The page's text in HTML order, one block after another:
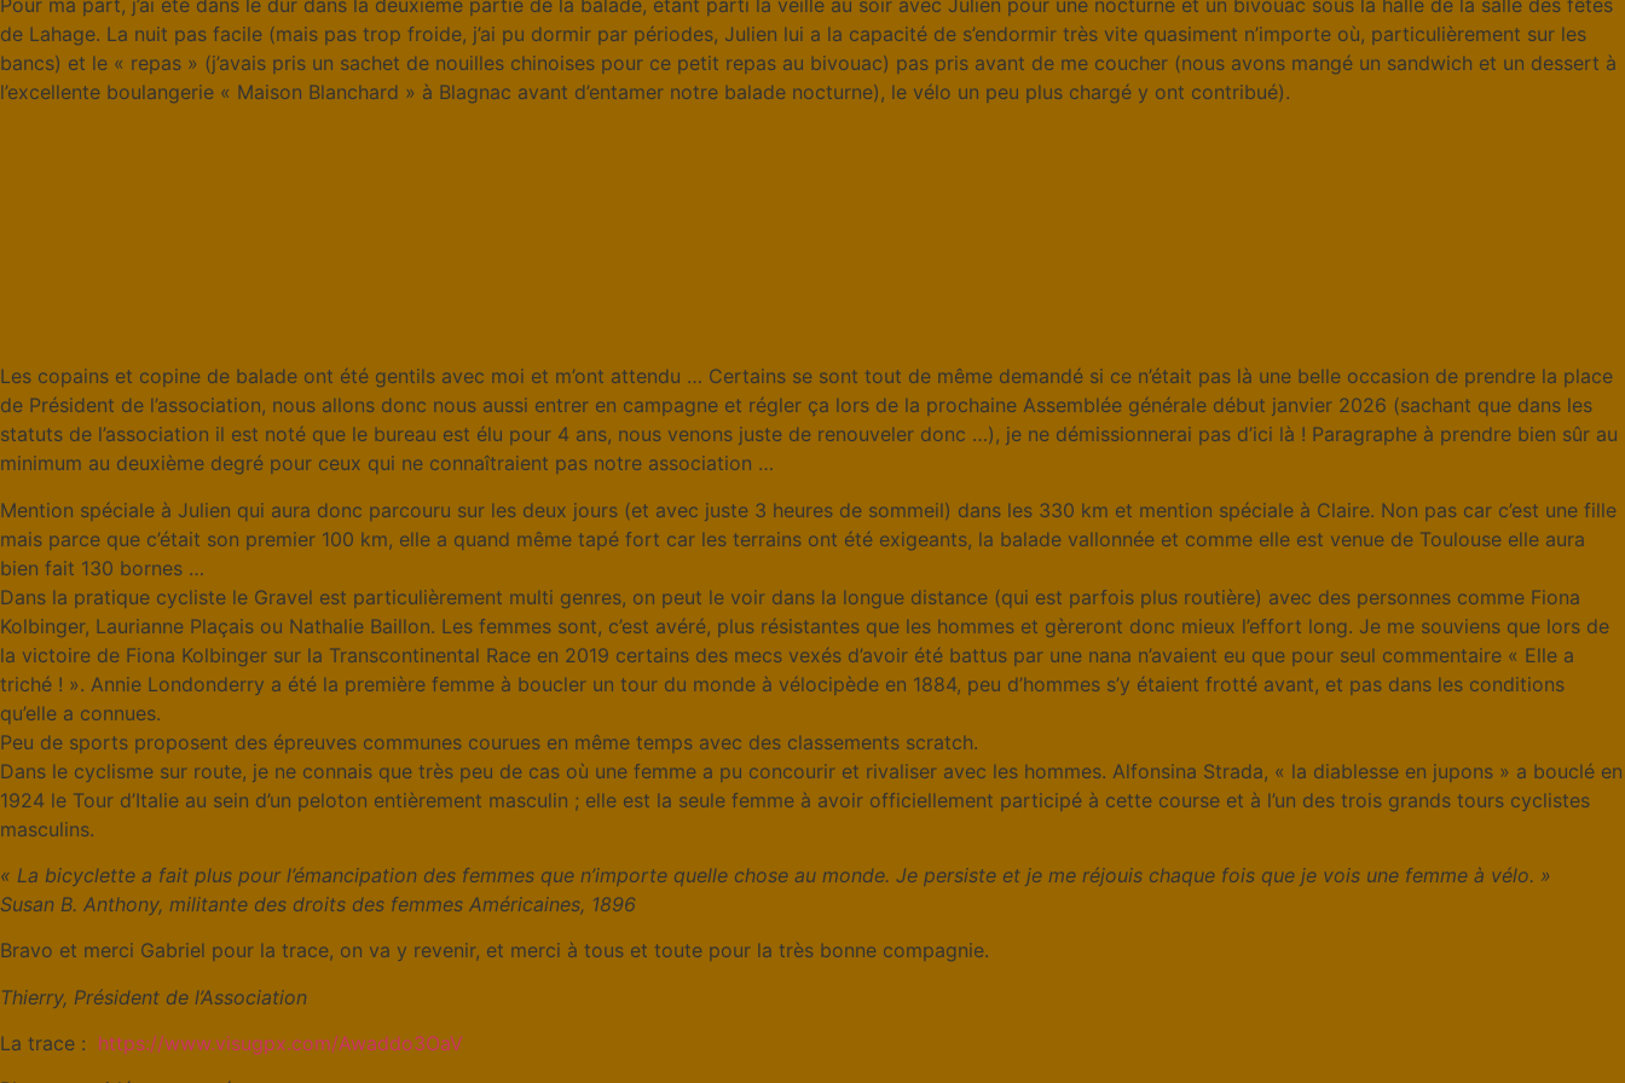
de Lahage. La nuit pas facile (mais pas trop froide, j’ai pu dormir par périodes, Julien lui a la capacité de s’endormir très vite quasiment n’importe où, particulièrement sur les
bancs) et le « repas » (j’avais pris un sachet de nouilles chinoises pour ce petit repas au bivouac) pas pris avant de me coucher (nous avons mangé un sandwich et un dessert à
l’excellente boulangerie « Maison Blanchard » à Blagnac avant d’entamer notre balade nocturne), le vélo un peu plus chargé y ont contribué).
Les copains et copine de balade ont été gentils avec moi et m’ont attendu … Certains se sont tout de même demandé si ce n’était pas là une belle occasion de prendre la place
de Président de l’association, nous allons donc nous aussi entrer en campagne et régler ça lors de la prochaine Assemblée générale début janvier 2026 (sachant que dans les
statuts de l’association il est noté que le bureau est élu pour 4 ans, nous venons juste de renouveler donc …), je ne démissionnerai pas d’ici là ! Paragraphe à prendre bien sûr au
minimum au deuxième degré pour ceux qui ne connaîtraient pas notre association …
Mention spéciale à Julien qui aura donc parcouru sur les deux jours (et avec juste 3 heures de sommeil) dans les 330 km et mention spéciale à Claire. Non pas car c’est une fille
mais parce que c’était son premier 100 km, elle a quand même tapé fort car les terrains ont été exigeants, la balade vallonnée et comme elle est venue de Toulouse elle aura
bien fait 130 bornes …
Dans la pratique cycliste le Gravel est particulièrement multi genres, on peut le voir dans la longue distance (qui est parfois plus routière) avec des personnes comme Fiona
Kolbinger, Laurianne Plaçais ou Nathalie Baillon. Les femmes sont, c’est avéré, plus résistantes que les hommes et gèreront donc mieux l’effort long. Je me souviens que lors de
la victoire de Fiona Kolbinger sur la Transcontinental Race en 2019 certains des mecs vexés d’avoir été battus par une nana n’avaient eu que pour seul commentaire « Elle a
triché ! ». Annie Londonderry a été la première femme à boucler un tour du monde à vélocipède en 1884, peu d’hommes s’y étaient frotté avant, et pas dans les conditions
qu’elle a connues.
Peu de sports proposent des épreuves communes courues en même temps avec des classements scratch.
Dans le cyclisme sur route, je ne connais que très peu de cas où une femme a pu concourir et rivaliser avec les hommes. Alfonsina Strada, « la diablesse en jupons » a bouclé en
1924 le Tour d’Italie au sein d’un peloton entièrement masculin ; elle est la seule femme à avoir officiellement participé à cette course et à l’un des trois grands tours cyclistes
masculins.
« La bicyclette a fait plus pour l’émancipation des femmes que n’importe quelle chose au monde. Je persiste et je me réjouis chaque fois que je vois une femme à vélo. »
Susan B. Anthony, militante des droits des femmes Américaines, 1896
Bravo et merci Gabriel pour la trace, on va y revenir, et merci à tous et toute pour la très bonne compagnie.
Thierry, Président de l’Association
La trace : https://www.visugpx.com/Awaddo3OaV